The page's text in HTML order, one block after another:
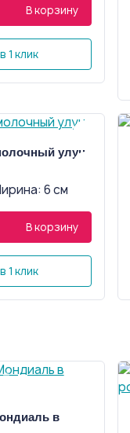
В корзину
1 клик
улун
6 см
В корзину
1 клик
в